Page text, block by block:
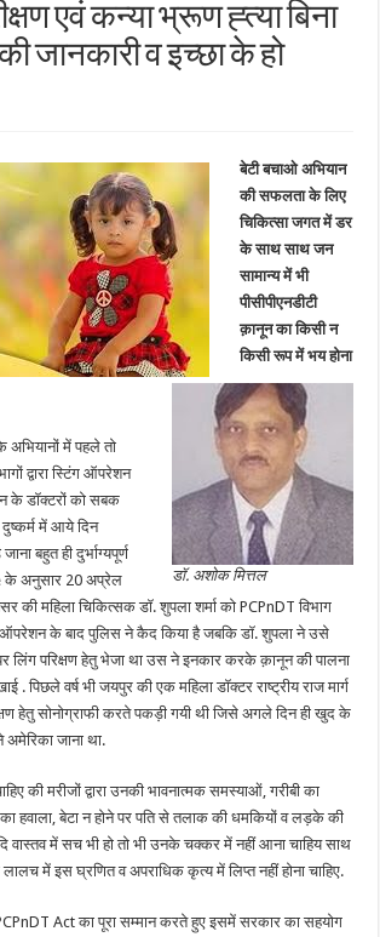
एवं कन्या भ्रूण ह्त्या बिना
की जानकारी व इच्छा के हो
डॉ. अशोक मित्तल
बेटी बचाओ अभियान
की सफलता के लिए
चिकित्सा जगत में डर
के साथ साथ जन
सामान्य में भी
पीसीपीएनडीटी
क़ानून का किसी न
किसी रूप में भय होना
अभियानों में पहले तो
द्वारा स्टिंग ऑपरेशन
के डॉक्टरों को सबक
में आये दिन
बहुत ही दुर्भाग्यपूर्ण
के अनुसार 20 अप्रेल
की महिला चिकित्सक डॉ. शुपला शर्मा को PCPnDT विभाग
ऑपरेशन के बाद पुलिस ने कैद किया है जबकि डॉ. शुपला ने उसे
लिंग परिक्षण हेतु भेजा था उस ने इनकार करके क़ानून की पालना
. पिछले वर्ष भी जयपुर की एक महिला डॉक्टर राष्ट्रीय राज मार्ग
हेतु सोनोग्राफी करते पकड़ी गयी थी जिसे अगले दिन ही खुद के
अमेरिका जाना था.
की मरीजों द्वारा उनकी भावनात्मक समस्याओं, गरीबी का
हवाला, बेटा न होने पर पति से तलाक की धमकियों व लड़के की
वास्तव में सच भी हो तो भी उनके चक्कर में नहीं आना चाहिय साथ
में इस घ्रणित व अपराधिक कृत्य में लिप्त नहीं होना चाहिए.
Act का पूरा सम्मान करते हुए इसमें सरकार का सहयोग